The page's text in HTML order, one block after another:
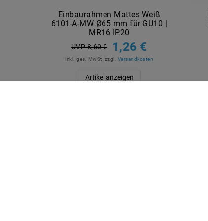
Einbaurahmen Mattes Weiß
6101-A-MW Ø65 mm für GU10 |
MR16 IP20
UVP 8,60 € 1,26 €
inkl. ges. MwSt. zzgl. Versandkosten
Artikel anzeigen